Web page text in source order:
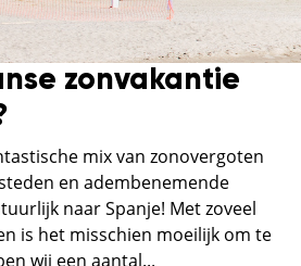
zonvakantie
mix van zonovergoten
en adembenemende
naar Spanje! Met zoveel
is het misschien moeilijk om te
wij een aantal...